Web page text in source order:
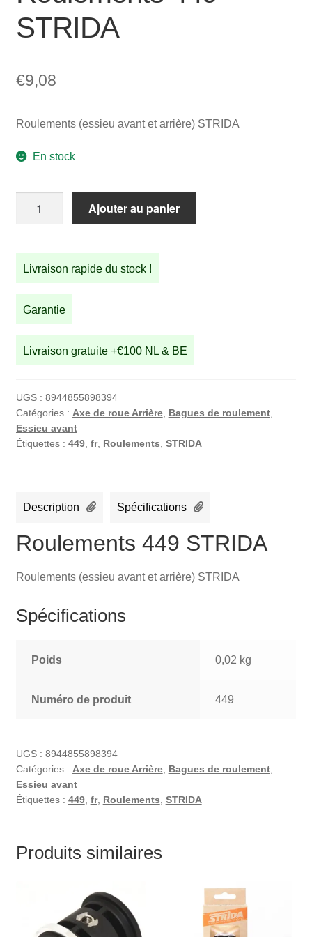
STRIDA
€9,08
Roulements (essieu avant et arrière) STRIDA
En stock
449
STRIDA
Ajouter au panier
Livraison rapide du stock !
Garantie
Livraison gratuite +€100 NL & BE
UGS : 8944855898394
Catégories : Axe de roue Arrière, Bagues de roulement,
Essieu avant
Étiquettes : 449, fr, Roulements STRIDA
Description Spécifications
Roulements 449 STRIDA
Roulements (essieu avant et arrière) STRIDA
Spécifications
Poids 0,02 kg
Numéro de produit 449
UGS : 8944855898394
Catégories : Axe de roue Arrière, Bagues de roulement,
Essieu avant
Étiquettes : 449, fr, Roulements STRIDA
Produits similaires